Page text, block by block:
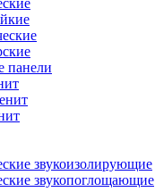
панели
звукоизолирующие
звукопоглощающие